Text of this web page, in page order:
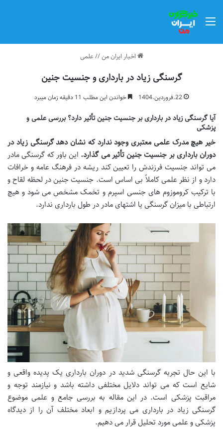
اخبار ایران من// علمی
گرسنگی زیاد در بارداری و جنسیت جنین
22.فروردین.1404 خواندن این مطلب 11 دقیقه زمان میبرد
آیا گرسنگی زیاد در بارداری بر جنسیت جنین تأثیر دارد؟ بررسی علمی و
پزشکی
خیر هیچ مدرک علمی معتبری وجود ندارد که نشان دهد گرسنگی زیاد در
دوران بارداری بر جنسیت جنین تأثیر می گذارد. این باور که گرسنگی مادر
می تواند جنسیت فرزندش را تعیین کند ریشه در فرهنگ عامه و خرافات
دارد و از نظر علمی کاملاً بی اساس است. جنسیت جنین در لحظه لقاح و
با ترکیب کروموزوم های جنسی اسپرم و تخمک مشخص می شود و هیچ
ارتباطی با میزان گرسنگی یا اشتهای مادر در طول بارداری ندارد.
با این حال تجربه گرسنگی شدید در دوران بارداری یک پدیده واقعی و
شایع است که می تواند دلایل مختلفی داشته باشد و نیازمند توجه و
مراقبت پزشکی است. در این مقاله به بررسی جامع و علمی موضوع
گرسنگی زیاد در بارداری می پردازیم و ابعاد مختلف آن را از دیدگاه
پزشکی و علمی مورد تحلیل قرار می دهیم.